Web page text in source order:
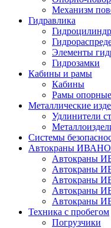
Механизм
Гидравлика
Элементы
Гидрозамки
Кабины и рамы
Кабины
Рамы
Металлические
Удлинители
Системы
Автокраны
Автокраны
Автокраны
Автокраны
Автокраны
Автокраны
Техника с пробегом
Погрузчики